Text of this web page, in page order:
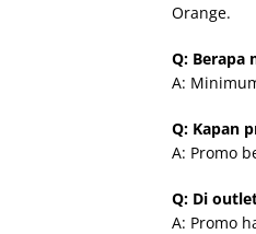
Orange.
Q:
A:
Q: Kapan
A: Promo
Q: Di
A: Promo